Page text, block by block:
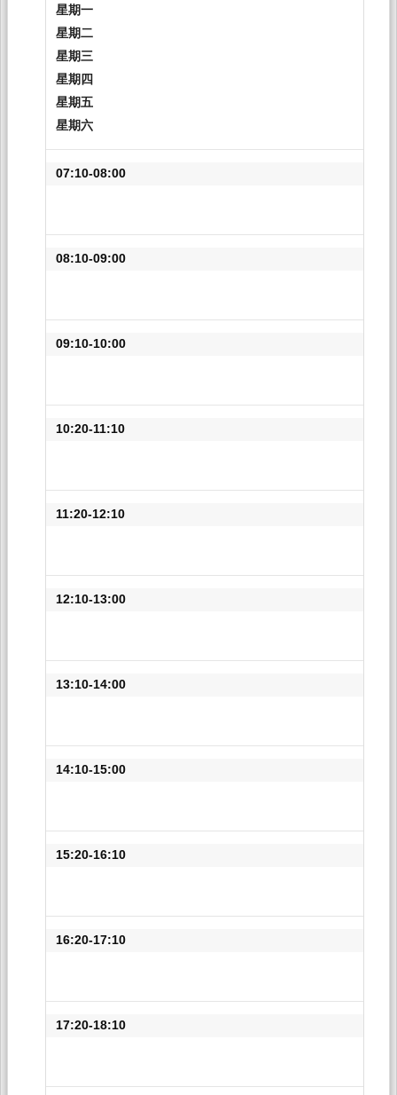
星期一
星期二
星期三
星期四
星期五
星期六
07:10-08:00
08:10-09:00
09:10-10:00
10:20-11:10
11:20-12:10
12:10-13:00
13:10-14:00
14:10-15:00
15:20-16:10
16:20-17:10
17:20-18:10